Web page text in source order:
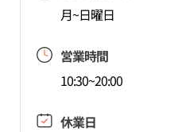
月~日曜日
営業時間
10:30~20:00
休業日